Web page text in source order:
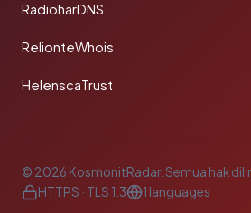
RadioharDNS
RelionteWhois
HelenscaTrust
© 2026 KosmonitRadar. Semua hak
HTTPS · TLS 1.3
1 languages